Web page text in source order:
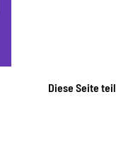
Diese Seite